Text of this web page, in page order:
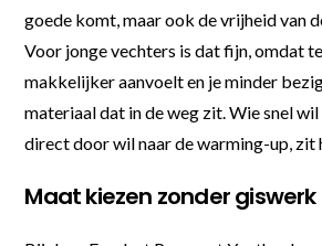
goede komt, maar ook de vrijheid van
Voor jonge vechters is dat fijn, omdat
makkelijker aanvoelt en je minder
materiaal dat in de weg zit. Wie snel
direct door wil naar de warming-up, zit
Maat kiezen zonder giswerk